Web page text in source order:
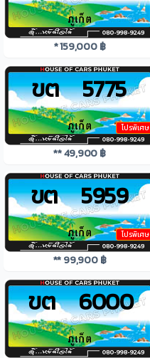
* 159,000 ฿
โปรพิเศษ
ขต 5775
** 49,900 ฿
โปรพิเศษ
ขต 5959
** 99,900 ฿
ขต 6000